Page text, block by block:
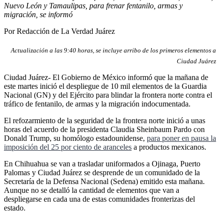
Nuevo León y Tamaulipas, para frenar fentanilo, armas y
migración, se informó
Por Redacción de La Verdad Juárez
Actualización a las 9:40 horas, se incluye arribo de los primeros elementos a
Ciudad Juárez
Ciudad Juárez- El Gobierno de México informó que la mañana de
este martes inició el despliegue de 10 mil elementos de la Guardia
Nacional (GN) y del Ejército para blindar la frontera norte contra el
tráfico de fentanilo, de armas y la migración indocumentada.
El refozarmiento de la seguridad de la frontera norte inició a unas
horas del acuerdo de la presidenta Claudia Sheinbaum Pardo con
Donald Trump, su homólogo estadounidense, para poner en pausa la
imposición del 25 por ciento de aranceles a productos mexicanos.
En Chihuahua se van a trasladar uniformados a Ojinaga, Puerto
Palomas y Ciudad Juárez se desprende de un comunidado de la
Secretaría de la Defensa Nacional (Sedena) emitido esta mañana.
Aunque no se detalló la cantidad de elementos que van a
despliegarse en cada una de estas comunidades fronterizas del
estado.